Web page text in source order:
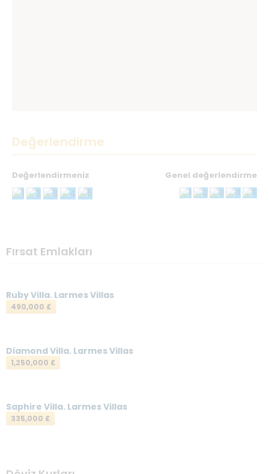
Değerlendirme
Değerlendirmeniz Genel değerlendirme
Fırsat Emlakları
Ruby Villa. Larmes Villas
490,000 £
Diamond Villa. Larmes Villas
1,250,000 £
Saphire Villa. Larmes Villas
335,000 £